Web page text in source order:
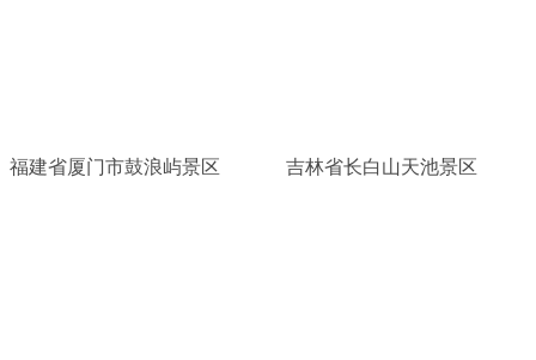
福建省厦门市鼓浪屿景区 吉林省长白山天池景区